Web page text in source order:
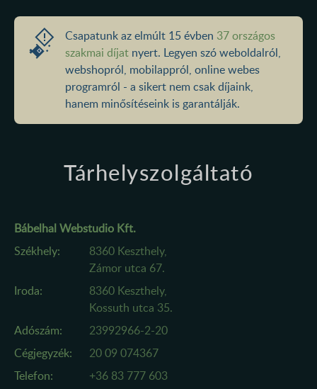
Csapatunk az elmúlt 15 évben 37 országos
szakmai díjat nyert. Legyen szó weboldalról,
webshopról, mobilappról, online webes
programról - a sikert nem csak díjaink,
hanem minősítéseink is garantálják.
Tárhelyszolgáltató
Bábelhal Webstudio Kft.
Székhely:
8360 Keszthely,
Zámor utca 67.
Iroda:
8360 Keszthely,
Kossuth utca 35.
Adószám:
23992966-2-20
Cégjegyzék:
20 09 074367
Telefon:
+36 83 777 603